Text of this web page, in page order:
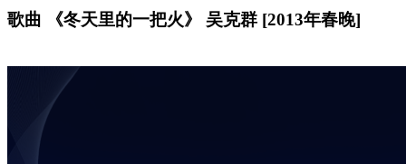
歌曲 《冬天里的一把火》 吴克群 [2013年春晚]